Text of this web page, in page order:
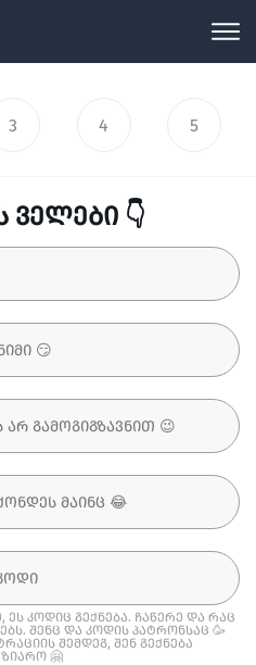
3 4 5
ველები 👇
ეს კოდიც გექნება. ჩაწერე და რაც
შენც და კოდის პატრონსაც 🥳
შემდეგ, შენ გექნება
🤗